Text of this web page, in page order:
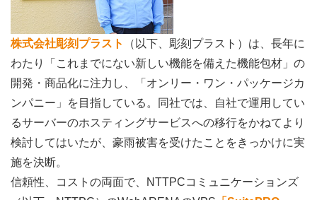
株式会社彫刻プラスト
（以下、彫刻プラスト）は、長年に
わたり「これまでにない新しい機能を備えた機能包材」の
開発・商品化に注力し、「オンリー・ワン・パッケージカ
ンパニー」を目指している。同社では、自社で運用してい
るサーバーのホスティングサービスへの移行をかねてより
検討してはいたが、豪雨被害を受けたことをきっかけに実
施を決断。
信頼性、コストの両面で、NTTPCコミュニケーションズ